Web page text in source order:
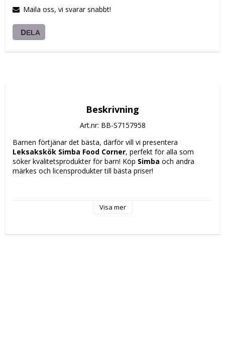
Maila oss, vi svarar snabbt!
DELA
Beskrivning
Art.nr: BB-S7157958
Leksakskök Simba Food Corner, perfekt för alla som
söker kvalitetsprodukter för barn! Köp Simba och andra
märkes och licensprodukter till bästa priser!
Rekommenderad ålder: + 3 år
Ljud: Inte
Visa mer